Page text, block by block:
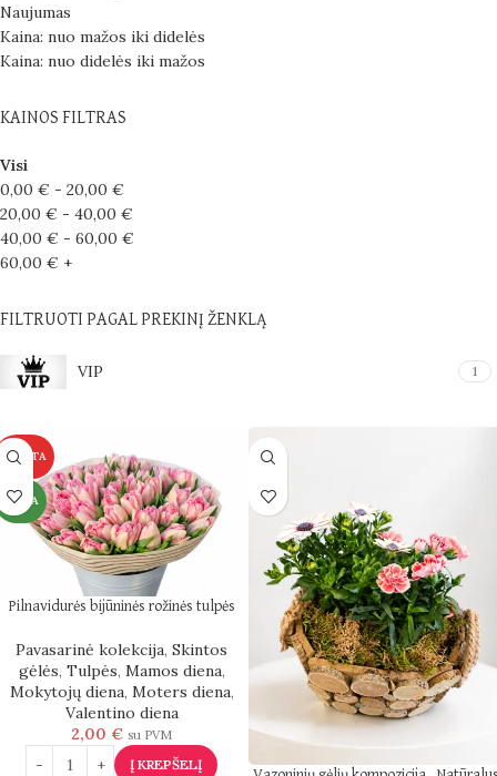
Naujumas
Kaina: nuo mažos iki didelės
Kaina: nuo didelės iki mažos
KAINOS FILTRAS
Visi
0,00 € - 20,00 €
20,00 € - 40,00 €
40,00 € - 60,00 €
60,00 € +
FILTRUOTI PAGAL PREKINĮ ŽENKLĄ
VIP 1
KARŠTA
NAUJA
Pilnavidurės bijūninės rožinės tulpės
Pavasarinė kolekcija, Skintos
gėlės, Tulpės, Mamos diena,
Mokytojų diena, Moters diena,
Valentino diena
2,00 € su PVM
Į KREPŠELĮ